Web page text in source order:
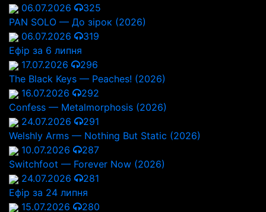
06.07.2026
325
PAN SOLO — До зірок (2026)
06.07.2026
319
Ефір за 6 липня
17.07.2026
296
The Black Keys — Peaches! (2026)
16.07.2026
292
Confess — Metalmorphosis (2026)
24.07.2026
291
Welshly Arms — Nothing But Static (2026)
10.07.2026
287
Switchfoot — Forever Now (2026)
24.07.2026
281
Ефір за 24 липня
15.07.2026
280